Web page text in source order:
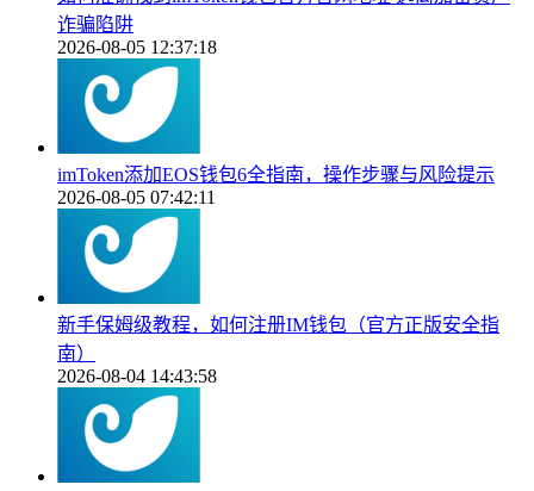
诈骗陷阱
2026-08-05 12:37:18
imToken添加EOS钱包6全指南，操作步骤与风险提示
2026-08-05 07:42:11
新手保姆级教程，如何注册IM钱包（官方正版安全指
南）
2026-08-04 14:43:58